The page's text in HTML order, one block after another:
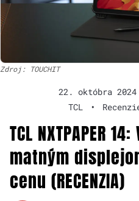
Zdroj: TOUCHIT
22. októbra 2024
TCL
•
TCL NXTPAPER
matným
cenu (RECENZIA)